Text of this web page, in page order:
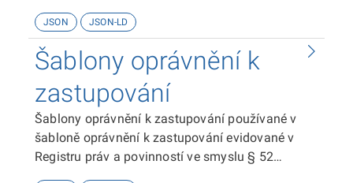
činnost, k přístupu k referenčním údajům v
základních registrech nebo k údajům v
agendových informačních systémech.
JSON JSON-LD
Šablony oprávnění k
zastupování
Šablony oprávnění k zastupování používané v
šabloně oprávnění k zastupování evidované v
Registru práv a povinností ve smyslu § 52